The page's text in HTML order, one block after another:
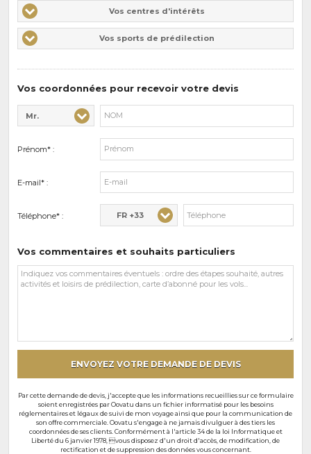
Vos
centres
d'intérêts
Vos centres d'intérêts
Vos
sports
Vos sports de prédilection
Vos coordonnées pour recevoir votre devis
Civilité* :
Mr.
Nom* :
Prénom* :
E-mail* :
Téléphone* : FR +33
Vos commentaires et souhaits particuliers
Vos
commentaires
ENVOYEZ VOTRE DEMANDE DE DEVIS
Par cette demande de devis, j'accepte que les informations recueillies sur ce formulaire
soient enregistrées par Oovatu dans un fichier informatisé pour les besoins
réglementaires et légaux de suivi de mon voyage ainsi que pour la communication de
son offre commerciale. Oovatu s'engage à ne jamais divulguer à des tiers les
coordonnées de ses clients. Conformément à l'article 34 de la loi Informatique et
Liberté du 6 janvier 1978, vous disposez d'un droit d'accès, de modification, de
rectification et de suppression des données vous concernant.